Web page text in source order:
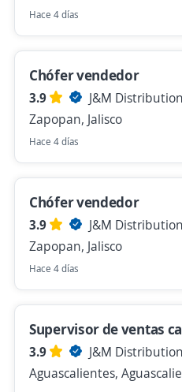
Hace 4 días
Chófer vendedor
3.9
J&M
Zapopan, Jalisco
Hace 4 días
Chófer vendedor
3.9
J&M
Zapopan, Jalisco
Hace 4 días
Supervisor de ventas
3.9
J&M
Aguascalientes,